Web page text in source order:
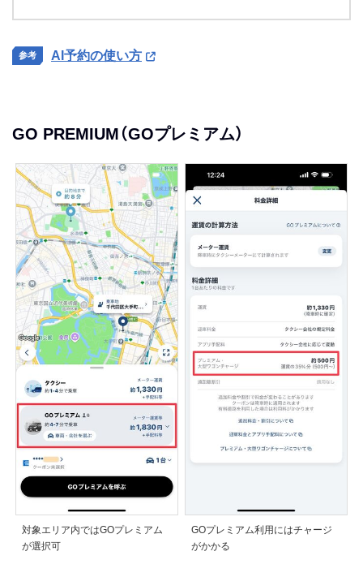
AI予約の使い方
GO PREMIUM（GOプレミアム）
対象エリア内ではGOプレミアム
が選択可
GOプレミアム利用にはチャージ
がかかる